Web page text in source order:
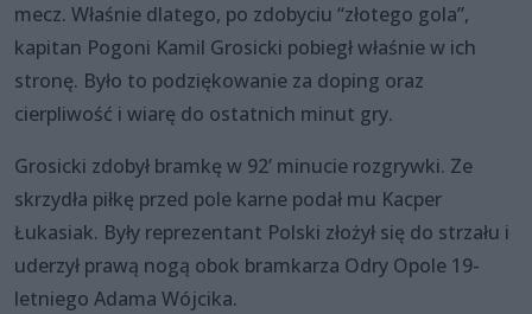
mecz. Właśnie dlatego, po zdobyciu “złotego gola”,
kapitan Pogoni Kamil Grosicki pobiegł właśnie w ich
stronę. Było to podziękowanie za doping oraz
cierpliwość i wiarę do ostatnich minut gry.
Grosicki zdobył bramkę w 92’ minucie rozgrywki. Ze
skrzydła piłkę przed pole karne podał mu Kacper
Łukasiak. Były reprezentant Polski złożył się do strzału i
uderzył prawą nogą obok bramkarza Odry Opole 19-
letniego Adama Wójcika.